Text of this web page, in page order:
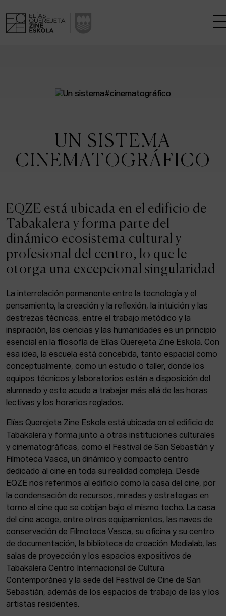
CENTRO DE INVESTIGACIÓN
KINOFABRIKA
LA CASA DEL CINE
ACTUALIDAD
Admisión
Intranet
Facebook Equis Instagram
© Elías Querejeta Zine Eskola 2026
Tabakalera · Andre zigarrogileak plaza, 1
20012 Donostia / San Sebastián
T. 0034 943 545 005
E. info@zine-eskola.eus
UN SISTEMA
CINEMATOGRÁFICO
EQZE está ubicada en el edificio de
Tabakalera y forma parte del
dinámico ecosistema cultural y
profesional del centro, lo que le
otorga una excepcional singularidad
La interrelación permanente entre la tecnología y el
pensamiento, la creación y la reflexión, la intuición y las
destrezas técnicas, entre el trabajo metódico y la
inspiración, las ciencias y las humanidades es un principio
esencial en la filosofía de Elías Querejeta Zine Eskola. Con
esa idea, la escuela está concebida, tanto espacial como
conceptualmente, como un estudio o taller, donde los
equipos técnicos y laboratorios están a disposición del
alumnado y este acude a trabajar más allá de las horas
lectivas y los horarios reglados.
Elías Querejeta Zine Eskola está ubicada en el edificio de
Tabakalera y forma junto a otras instituciones culturales
y cinematográficas, como el Festival de San Sebastián y
Filmoteca Vasca, un dinámico y compacto centro
dedicado al cine en toda su realidad compleja. Desde
EQZE nos referimos al edificio como la casa del cine, por
la condensación de recursos, miradas y estrategias en
torno al cine que se cobijan bajo el mismo techo. La casa
del cine acoge, entre otros equipamientos, las naves de
conservación de Filmoteca Vasca, su oficina y su centro
de documentación, la biblioteca de creación Medialab, las
salas de proyección y los espacios expositivos de
Tabakalera Centro Internacional de Cultura
Contemporánea y la sede del Festival de Cine de San
Sebastián, además de los espacios de trabajo de las y los
artistas residentes.